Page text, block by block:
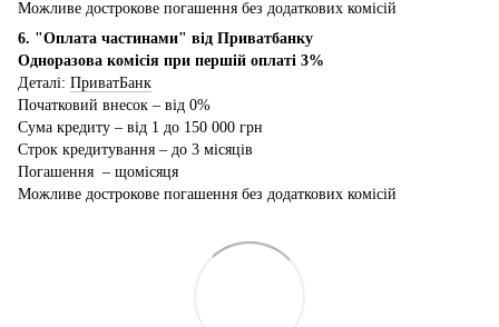
Можливе дострокове погашення без додаткових комісій
6. "Оплата частинами" від Приватбанку
Одноразова комісія при першій оплаті 3%
Деталі: ПриватБанк
Початковий внесок – від 0%
Сума кредиту – від 1 до 150 000 грн
Строк кредитування – до 3 місяців
Погашення – щомісяця
Можливе дострокове погашення без додаткових комісій